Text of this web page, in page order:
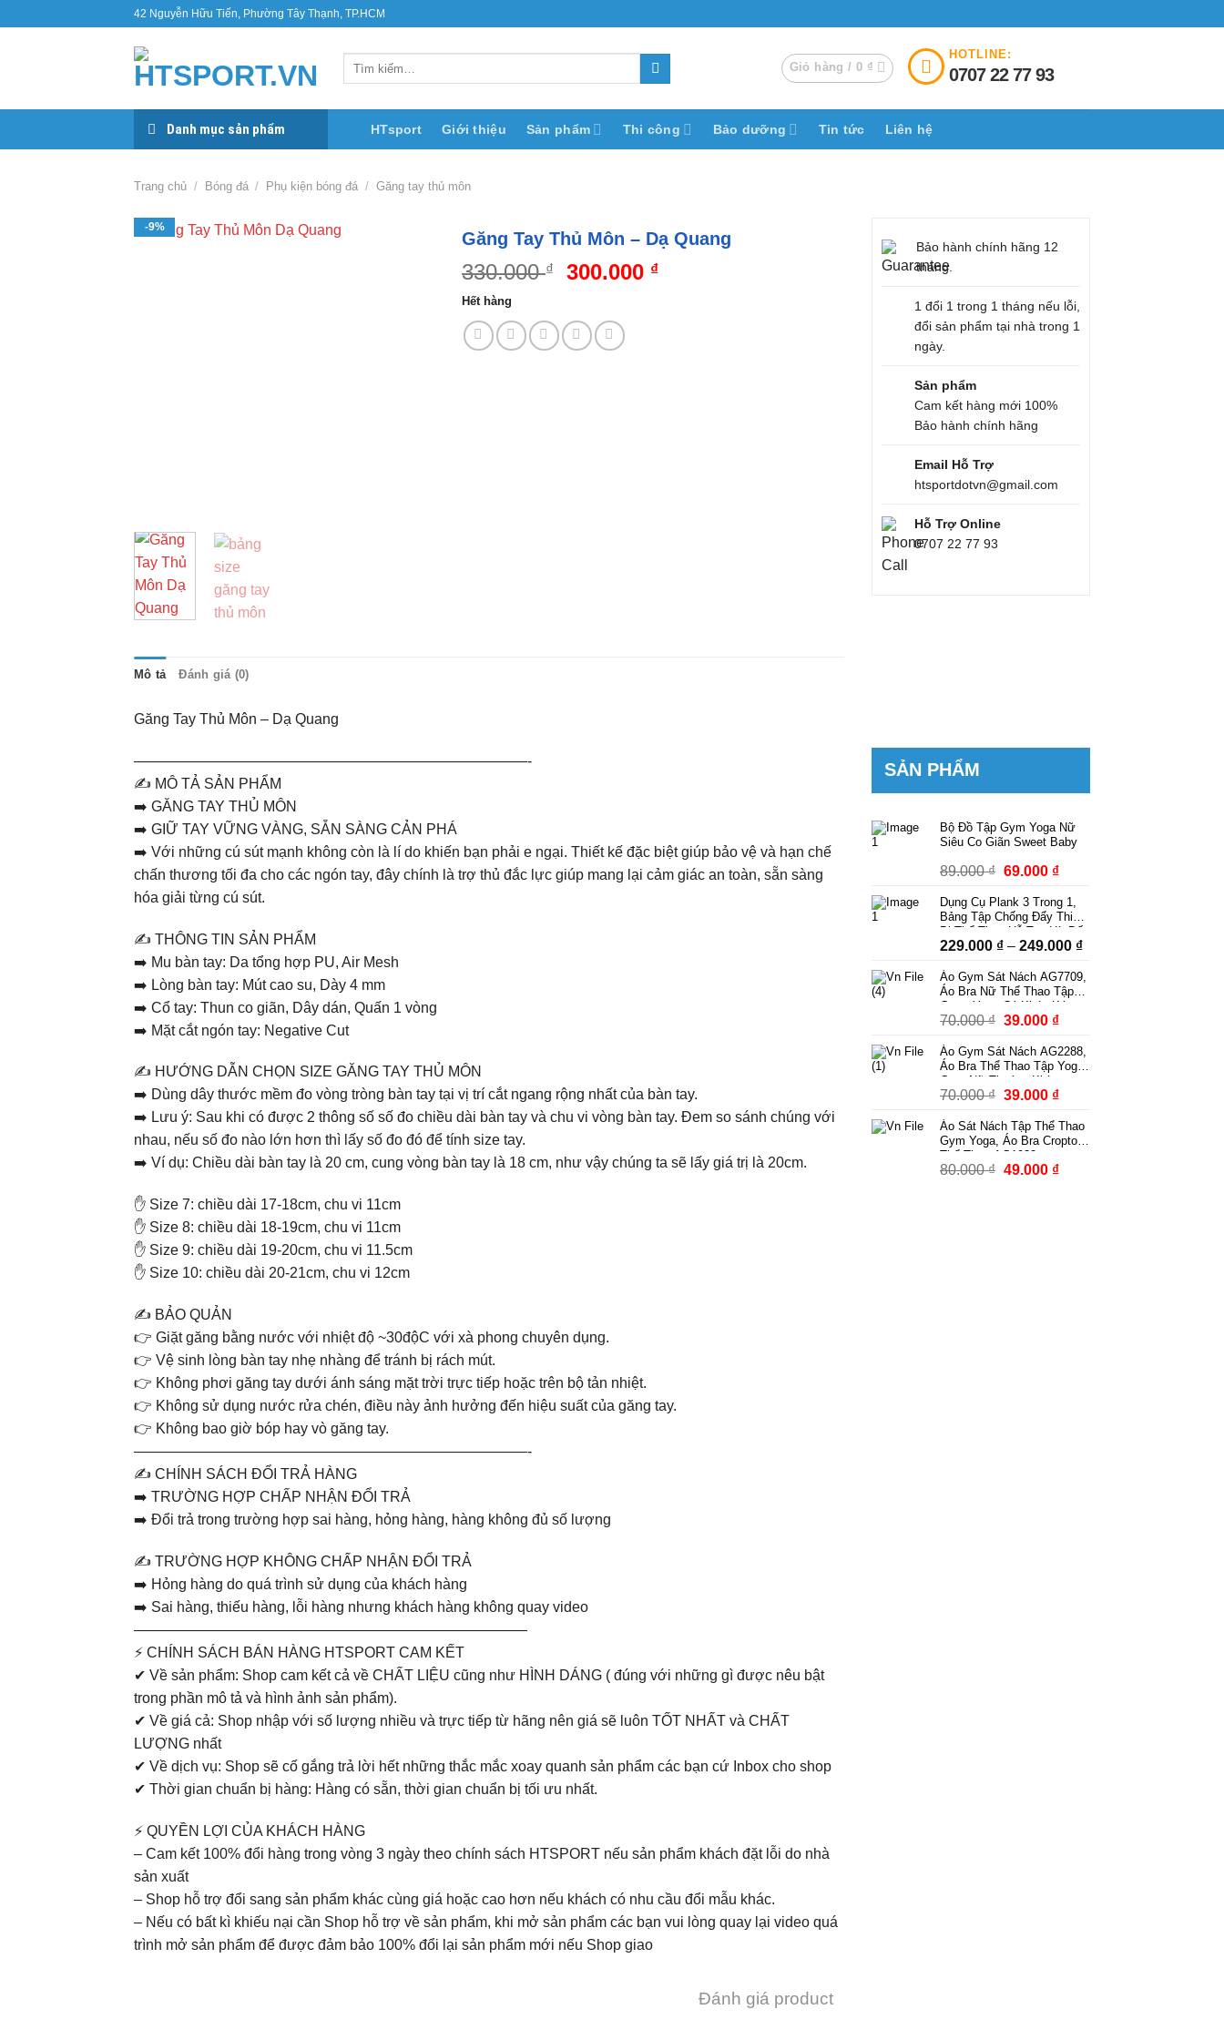
42 Nguyễn Hữu Tiến, Phường Tây Thạnh, TP.HCM
Giỏ hàng / 0 ₫
HOTLINE:
0707 22 77 93
Danh mục sản phẩm HTsport Giới thiệu Sản phẩm Thi công Bảo dưỡng Tin tức Liên hệ
Trang chủ / Bóng đá / Phụ kiện bóng đá / Găng tay thủ môn
-9%
Găng Tay Thủ Môn – Dạ Quang
330.000₫
Giá
là:
330.000 ₫.
300.000 ₫Giá
Hết hàng
Bảo hành chính hãng 12
tháng.
1 đổi 1 trong 1 tháng nếu lỗi,
đổi sản phẩm tại nhà trong 1
ngày.
Sản phẩm
Cam kết hàng mới 100%
Bảo hành chính hãng
Email Hỗ Trợ
htsportdotvn@gmail.com
Hỗ Trợ Online
0707 22 77 93
Mô tả Đánh giá (0)
Găng Tay Thủ Môn – Dạ Quang
———————————————————————————-
✍️ MÔ TẢ SẢN PHẨM
➡️ GĂNG TAY THỦ MÔN
➡️ GIỮ TAY VỮNG VÀNG, SẴN SÀNG CẢN PHÁ
➡️ Với những cú sút mạnh không còn là lí do khiến bạn phải e ngại. Thiết kế đặc biệt giúp bảo vệ và hạn chế
chấn thương tối đa cho các ngón tay, đây chính là trợ thủ đắc lực giúp mang lại cảm giác an toàn, sẵn sàng
hóa giải từng cú sút.
✍️ THÔNG TIN SẢN PHẨM
➡️ Mu bàn tay: Da tổng hợp PU, Air Mesh
➡️ Lòng bàn tay: Mút cao su, Dày 4 mm
➡️ Cổ tay: Thun co giãn, Dây dán, Quấn 1 vòng
➡️ Mặt cắt ngón tay: Negative Cut
✍️ HƯỚNG DẪN CHỌN SIZE GĂNG TAY THỦ MÔN
➡️ Dùng dây thước mềm đo vòng tròng bàn tay tại vị trí cắt ngang rộng nhất của bàn tay.
➡️ Lưu ý: Sau khi có được 2 thông số số đo chiều dài bàn tay và chu vi vòng bàn tay. Đem so sánh chúng với
nhau, nếu số đo nào lớn hơn thì lấy số đo đó để tính size tay.
➡️ Ví dụ: Chiều dài bàn tay là 20 cm, cung vòng bàn tay là 18 cm, như vậy chúng ta sẽ lấy giá trị là 20cm.
✋ Size 7: chiều dài 17-18cm, chu vi 11cm
✋ Size 8: chiều dài 18-19cm, chu vi 11cm
✋ Size 9: chiều dài 19-20cm, chu vi 11.5cm
✋ Size 10: chiều dài 20-21cm, chu vi 12cm
✍️ BẢO QUẢN
👉 Giặt găng bằng nước với nhiệt độ ~30độC với xà phong chuyên dụng.
👉 Vệ sinh lòng bàn tay nhẹ nhàng để tránh bị rách mút.
👉 Không phơi găng tay dưới ánh sáng mặt trời trực tiếp hoặc trên bộ tản nhiệt.
👉 Không sử dụng nước rửa chén, điều này ảnh hưởng đến hiệu suất của găng tay.
👉 Không bao giờ bóp hay vò găng tay.
———————————————————————————-
✍️ CHÍNH SÁCH ĐỔI TRẢ HÀNG
➡️ TRƯỜNG HỢP CHẤP NHẬN ĐỔI TRẢ
➡️ Đổi trả trong trường hợp sai hàng, hỏng hàng, hàng không đủ số lượng
✍️ TRƯỜNG HỢP KHÔNG CHẤP NHẬN ĐỔI TRẢ
➡️ Hỏng hàng do quá trình sử dụng của khách hàng
➡️ Sai hàng, thiếu hàng, lỗi hàng nhưng khách hàng không quay video
———————————————————————————
⚡ CHÍNH SÁCH BÁN HÀNG HTSPORT CAM KẾT
✔ Về sản phẩm: Shop cam kết cả về CHẤT LIỆU cũng như HÌNH DÁNG ( đúng với những gì được nêu bật
trong phần mô tả và hình ảnh sản phẩm).
✔ Về giá cả: Shop nhập với số lượng nhiều và trực tiếp từ hãng nên giá sẽ luôn TỐT NHẤT và CHẤT
LƯỢNG nhất
✔ Về dịch vụ: Shop sẽ cố gắng trả lời hết những thắc mắc xoay quanh sản phẩm các bạn cứ Inbox cho shop
✔ Thời gian chuẩn bị hàng: Hàng có sẵn, thời gian chuẩn bị tối ưu nhất.
⚡ QUYỀN LỢI CỦA KHÁCH HÀNG
– Cam kết 100% đổi hàng trong vòng 3 ngày theo chính sách HTSPORT nếu sản phẩm khách đặt lỗi do nhà
sản xuất
– Shop hỗ trợ đổi sang sản phẩm khác cùng giá hoặc cao hơn nếu khách có nhu cầu đổi mẫu khác.
– Nếu có bất kì khiếu nại cần Shop hỗ trợ về sản phẩm, khi mở sản phẩm các bạn vui lòng quay lại video quá
trình mở sản phẩm để được đảm bảo 100% đổi lại sản phẩm mới nếu Shop giao
Đánh giá product
SẢN PHẨM
Bộ Đồ Tập Gym Yoga Nữ
Siêu Co Giãn Sweet Baby
89.000₫ Giá
là:
89.000 ₫.
69.000 ₫Giá
tại
là:
69.000 ₫.
Dụng Cụ Plank 3 Trong 1,
Bảng Tập Chống Đẩy Thiết
Bị Thể Thao Hỗ Trợ Hít Đất
Squat Tập Bụng Có Dây
229.000 ₫ – 249.000 ₫Khoảng
từ
Áo Gym Sát Nách AG7709,
Áo Bra Nữ Thể Thao Tập
Gym, Yoga Có Khóa Kéo
Kèm Mút Ngực Thời Trang
70.000₫ Giá
là:
70.000 ₫.
39.000 ₫Giá
tại
là:
39.000 ₫.
Áo Gym Sát Nách AG2288,
Áo Bra Thể Thao Tập Yoga
Gym Nữ Thoáng Khí
70.000₫ Giá
là:
70.000 ₫.
39.000 ₫Giá
tại
là:
39.000 ₫.
Áo Sát Nách Tập Thể Thao
Gym Yoga, Áo Bra Croptop
Thể Thao AG1932
80.000₫ Giá
49.000 ₫Giá